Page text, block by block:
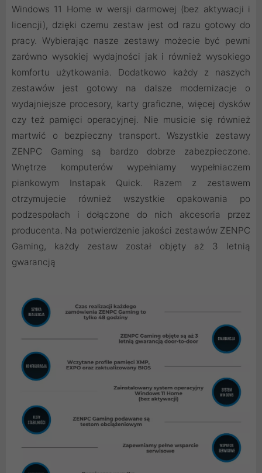
Windows 11 Home w wersji darmowej (bez aktywacji i
licencji), dzięki czemu zestaw jest od razu gotowy do
pracy. Wybierając nasze zestawy możecie być pewni
zarówno wysokiej wydajności jak i również wysokiego
komfortu użytkowania. Dodatkowo każdy z naszych
zestawów jest gotowy na dalsze modernizacje o
wydajniejsze procesory, karty graficzne, więcej dysków
czy też pamięci operacyjnej. Nie musicie się również
martwić o bezpieczny transport. Wszystkie zestawy
ZENPC Gaming są bardzo dobrze zabezpieczone.
Wnętrze komputerów wypełniamy wypełniaczem
piankowym Instapak Quick. Razem z zestawem
otrzymujecie również wszystkie opakowania po
podzespołach i dołączone do nich akcesoria przez
producenta. Na potwierdzenie jakości zestawów ZENPC
Gaming, każdy zestaw został objęty aż 3 letnią
gwarancją